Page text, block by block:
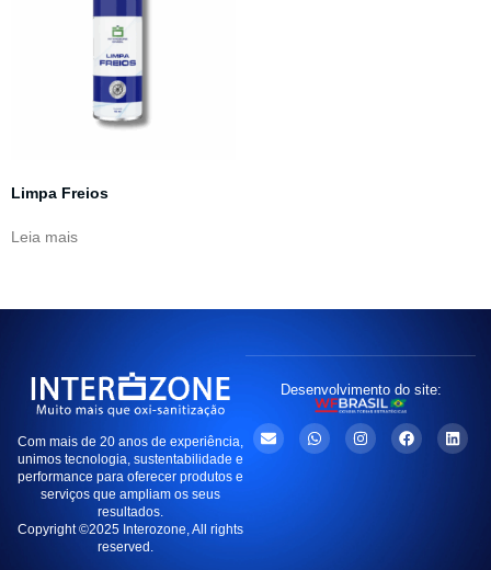
Limpa Freios
Leia mais
Com mais de 20 anos de experiência,
unimos tecnologia, sustentabilidade e
performance para oferecer produtos e
serviços que ampliam os seus
resultados.
Copyright ©2025 Interozone, All rights
reserved.
Desenvolvimento do site: